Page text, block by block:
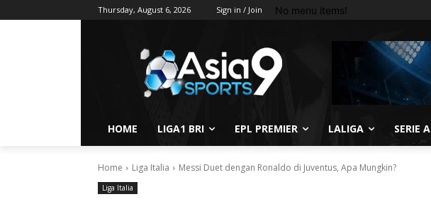
Thursday, August 6, 2026 Sign in / Join No menu items!
HOME LIGA1 BRI EPL PREMIER LALIGA SERIE A
Home Liga Italia Messi Duet dengan Ronaldo di Juventus, Apa Mungkin?
Liga Italia